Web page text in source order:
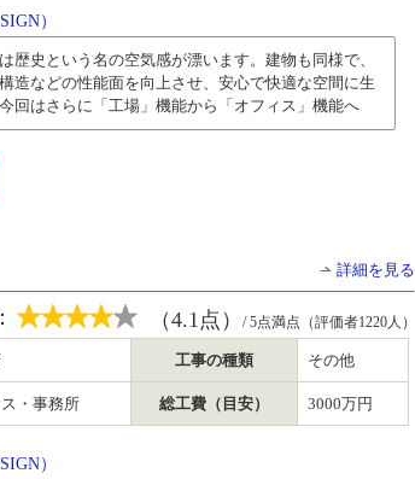
）
歴史という名の空気感が漂います。建物も同様で、
造などの性能面を向上させ、安心で快適な空間に生
回はさらに「工場」機能から「オフィス」機能へ
詳細を見る
（4.1点） / 5点満点（評価者1220人）
工事の種類 その他
・事務所 総工費（目安） 3000万円
）